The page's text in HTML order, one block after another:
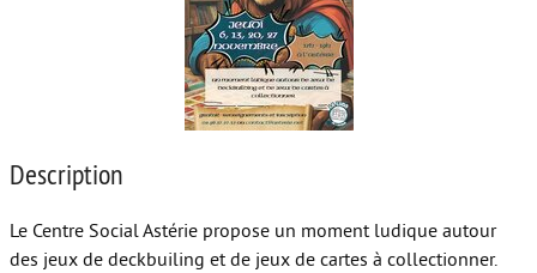
Vie de couple
Aide aux parents
Place aux grands-parents
Description
Le Centre Social Astérie propose un moment ludique autour
des jeux de deckbuiling et de jeux de cartes à collectionner.